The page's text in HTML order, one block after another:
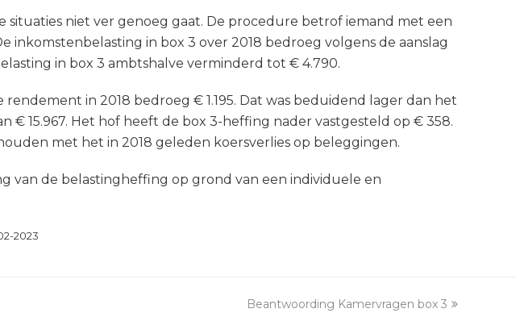
niet ver genoeg gaat. De procedure betrof iemand met een
inkomstenbelasting in box 3 over 2018 bedroeg volgens de aanslag
in box 3 ambtshalve verminderd tot € 4.790.
in 2018 bedroeg € 1.195. Dat was beduidend lager dan het
15.967. Het hof heeft de box 3-heffing nader vastgesteld op € 358.
met het in 2018 geleden koersverlies op beleggingen.
van de belastingheffing op grond van een individuele en
2023
next
Beantwoording Kamervragen box 3